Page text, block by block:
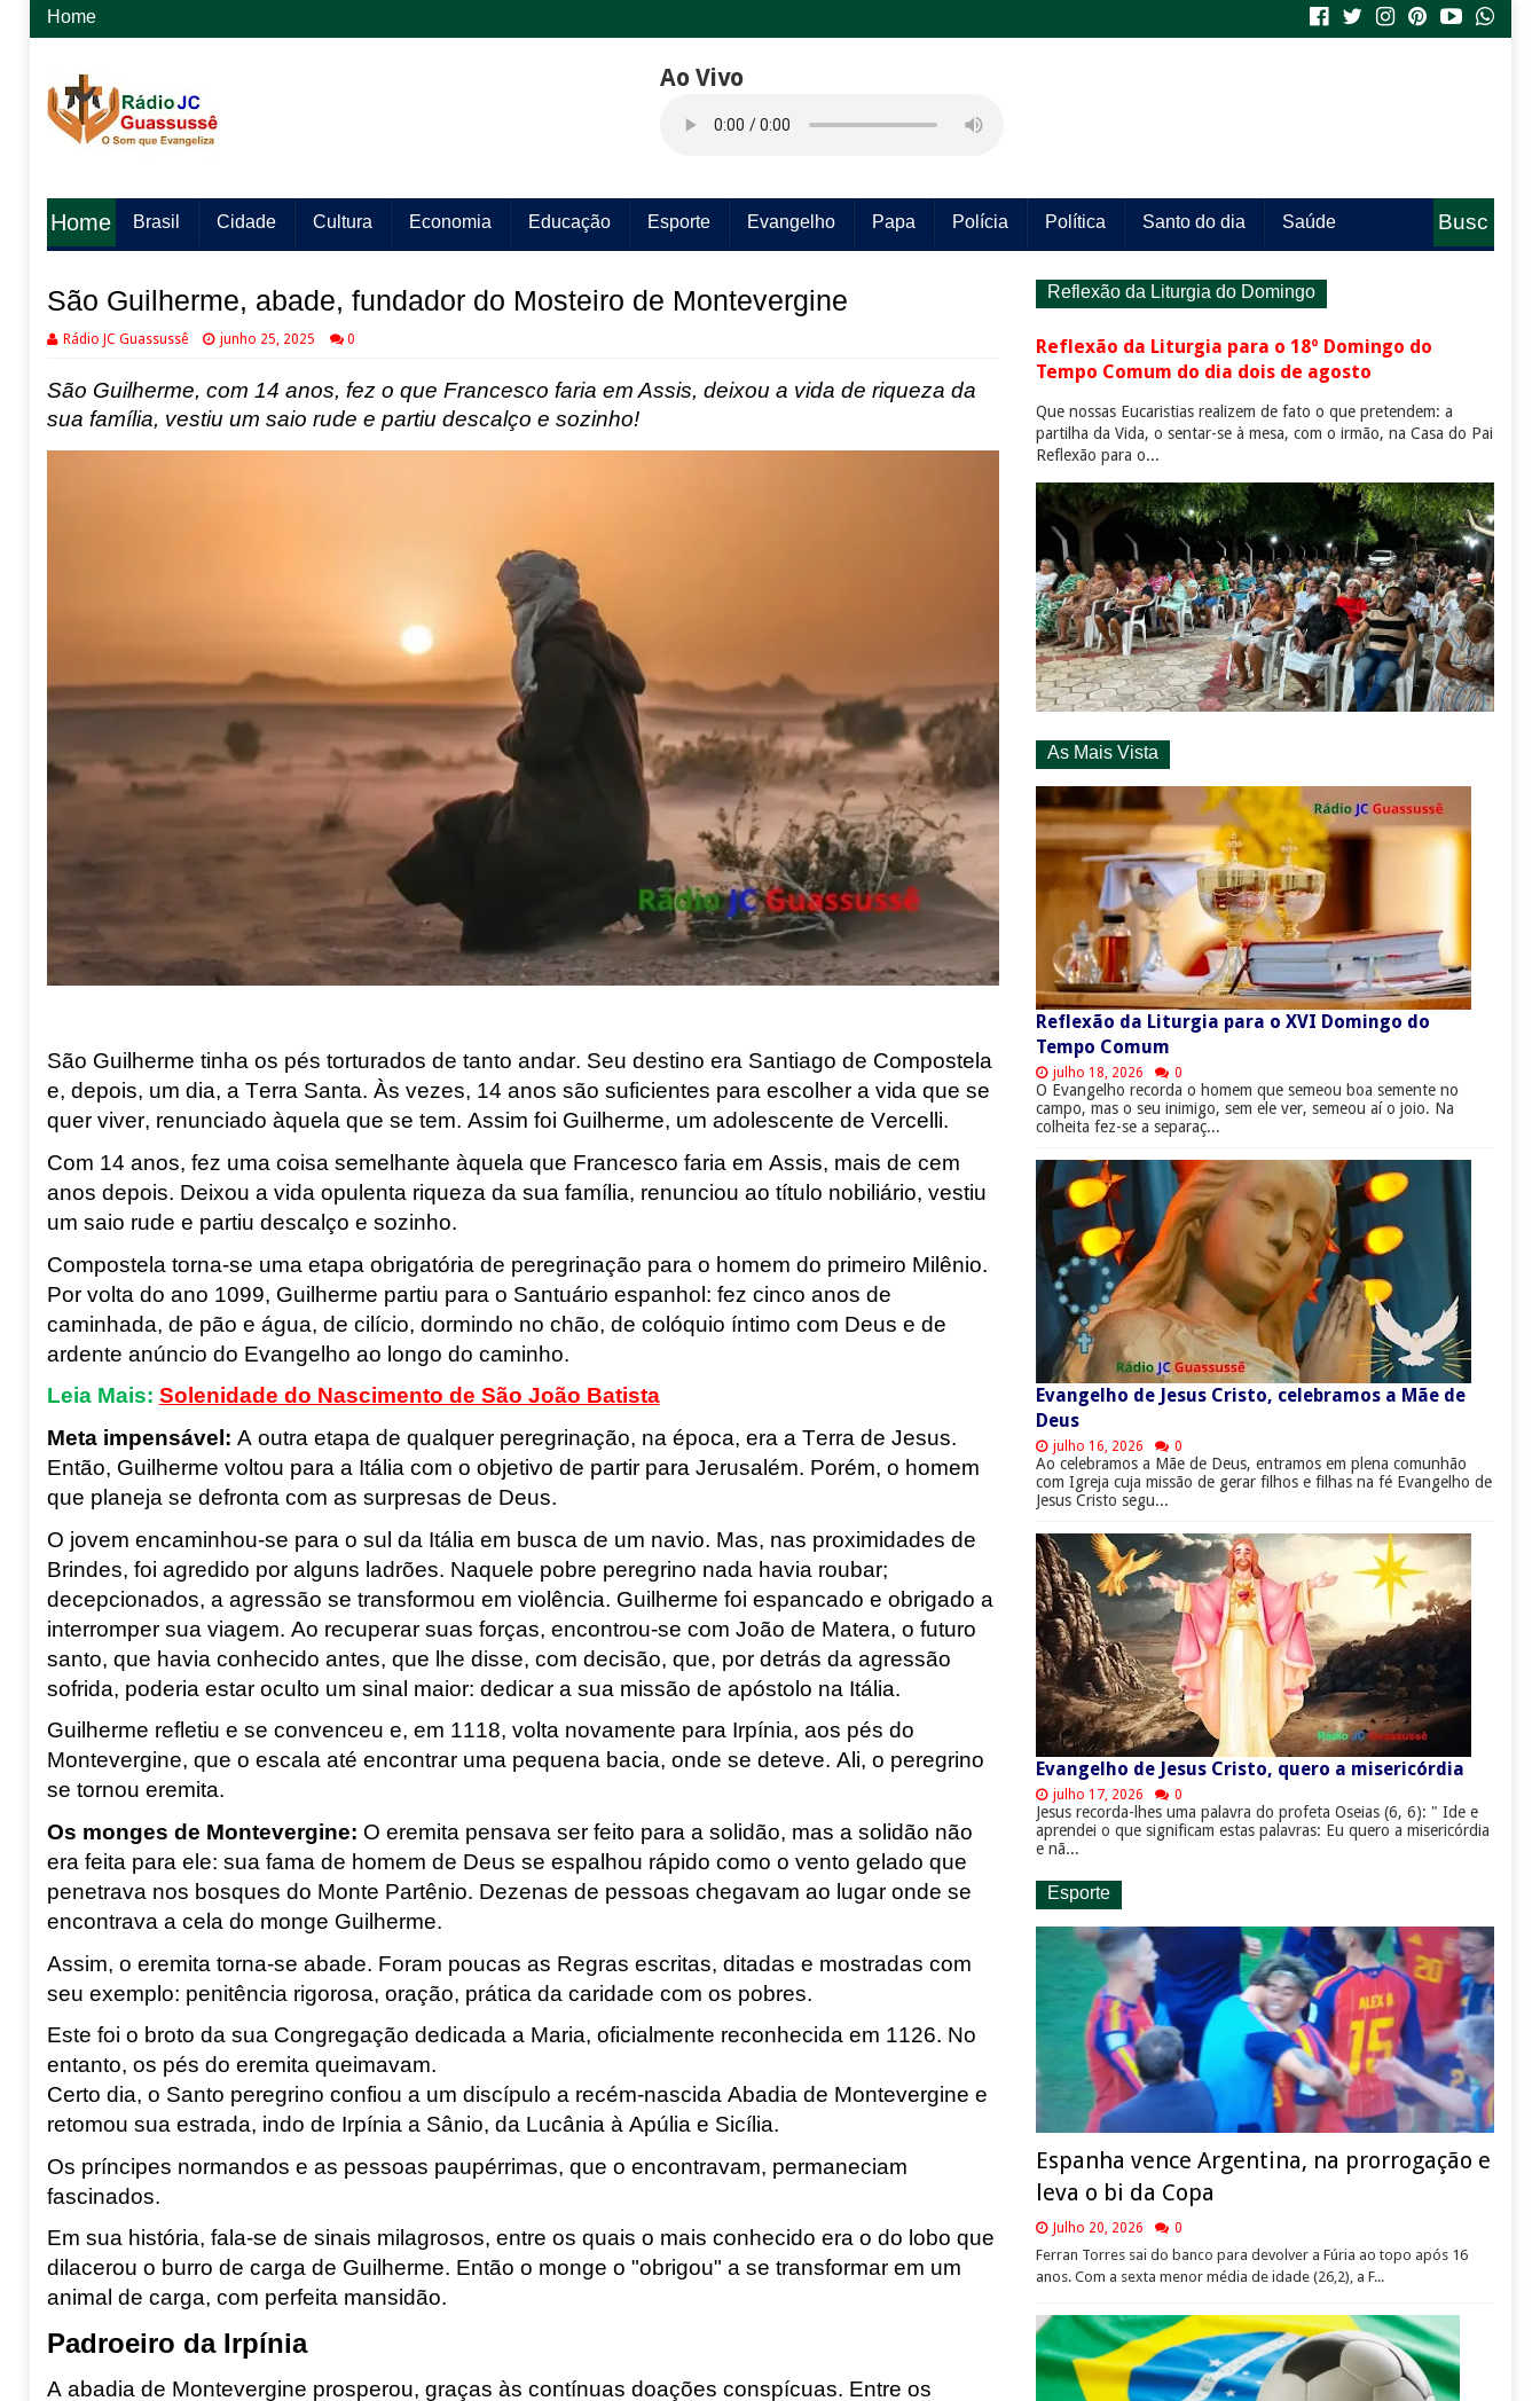
Home
Ao Vivo
Home Brasil Cidade Cultura Economia Educação Esporte Evangelho Papa Polícia Política Santo do dia Saúde
Busc
São Guilherme, abade, fundador do Mosteiro de Montevergine
Rádio JC Guassussê junho 25, 2025 0
São Guilherme, com 14 anos, fez o que Francesco faria em Assis, deixou a vida de riqueza da
sua família, vestiu um saio rude e partiu descalço e sozinho!
São Guilherme tinha os pés torturados de tanto andar. Seu destino era Santiago de Compostela
e, depois, um dia, a Terra Santa. Às vezes, 14 anos são suficientes para escolher a vida que se
quer viver, renunciado àquela que se tem. Assim foi Guilherme, um adolescente de Vercelli.
Com 14 anos, fez uma coisa semelhante àquela que Francesco faria em Assis, mais de cem
anos depois. Deixou a vida opulenta riqueza da sua família, renunciou ao título nobiliário, vestiu
um saio rude e partiu descalço e sozinho.
Compostela torna-se uma etapa obrigatória de peregrinação para o homem do primeiro Milênio.
Por volta do ano 1099, Guilherme partiu para o Santuário espanhol: fez cinco anos de
caminhada, de pão e água, de cilício, dormindo no chão, de colóquio íntimo com Deus e de
ardente anúncio do Evangelho ao longo do caminho.
Leia Mais: Solenidade do Nascimento de São João Batista
Meta impensável : A outra etapa de qualquer peregrinação, na época, era a Terra de Jesus.
Então, Guilherme voltou para a Itália com o objetivo de partir para Jerusalém. Porém, o homem
que planeja se defronta com as surpresas de Deus.
O jovem encaminhou-se para o sul da Itália em busca de um navio. Mas, nas proximidades de
Brindes, foi agredido por alguns ladrões. Naquele pobre peregrino nada havia roubar;
decepcionados, a agressão se transformou em violência. Guilherme foi espancado e obrigado a
interromper sua viagem. Ao recuperar suas forças, encontrou-se com João de Matera, o futuro
santo, que havia conhecido antes, que lhe disse, com decisão, que, por detrás da agressão
sofrida, poderia estar oculto um sinal maior: dedicar a sua missão de apóstolo na Itália.
Guilherme refletiu e se convenceu e, em 1118, volta novamente para Irpínia, aos pés do
Montevergine, que o escala até encontrar uma pequena bacia, onde se deteve. Ali, o peregrino
se tornou eremita.
Os monges de Montevergine: O eremita pensava ser feito para a solidão, mas a solidão não
era feita para ele: sua fama de homem de Deus se espalhou rápido como o vento gelado que
penetrava nos bosques do Monte Partênio. Dezenas de pessoas chegavam ao lugar onde se
encontrava a cela do monge Guilherme.
Assim, o eremita torna-se abade. Foram poucas as Regras escritas, ditadas e mostradas com
seu exemplo: penitência rigorosa, oração, prática da caridade com os pobres.
Este foi o broto da sua Congregação dedicada a Maria, oficialmente reconhecida em 1126. No
entanto, os pés do eremita queimavam.
Certo dia, o Santo peregrino confiou a um discípulo a recém-nascida Abadia de Montevergine e
retomou sua estrada, indo de Irpínia a Sânio, da Lucânia à Apúlia e Sicília.
Os príncipes normandos e as pessoas paupérrimas, que o encontravam, permaneciam
fascinados.
Em sua história, fala-se de sinais milagrosos, entre os quais o mais conhecido era o do lobo que
dilacerou o burro de carga de Guilherme. Então o monge o "obrigou" a se transformar em um
animal de carga, com perfeita mansidão.
Padroeiro da Irpínia
A abadia de Montevergine prosperou, graças às contínuas doações conspícuas. Entre os
Reflexão da Liturgia do Domingo
Reflexão da Liturgia para o 18º Domingo do
Tempo Comum do dia dois de agosto
Que nossas Eucaristias realizem de fato o que pretendem: a
partilha da Vida, o sentar-se à mesa, com o irmão, na Casa do Pai
Reflexão para o...
As Mais Vista
Reflexão da Liturgia para o XVI Domingo do
Tempo Comum
julho 18, 2026 0
O Evangelho recorda o homem que semeou boa semente no
campo, mas o seu inimigo, sem ele ver, semeou aí o joio. Na
colheita fez-se a separaç...
Evangelho de Jesus Cristo, celebramos a Mãe de
Deus
julho 16, 2026 0
Ao celebramos a Mãe de Deus, entramos em plena comunhão
com Igreja cuja missão de gerar filhos e filhas na fé Evangelho de
Jesus Cristo segu...
Evangelho de Jesus Cristo, quero a misericórdia
julho 17, 2026 0
Jesus recorda-lhes uma palavra do profeta Oseias (6, 6): " Ide e
aprendei o que significam estas palavras: Eu quero a misericórdia
e nã...
Esporte
Espanha vence Argentina, na prorrogação e
leva o bi da Copa
Julho 20, 2026 0
Ferran Torres sai do banco para devolver a Fúria ao topo após 16
anos. Com a sexta menor média de idade (26,2), a F...